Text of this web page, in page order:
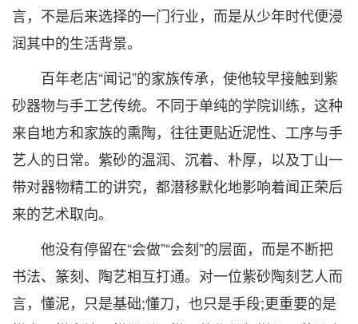
言，不是后来选择的一门行业，而是从少年时代便浸
润其中的生活背景。
百年老店“闻记”的家族传承，使他较早接触到紫
砂器物与手工艺传统。不同于单纯的学院训练，这种
来自地方和家族的熏陶，往往更贴近泥性、工序与手
艺人的日常。紫砂的温润、沉着、朴厚，以及丁山一
带对器物精工的讲究，都潜移默化地影响着闻正荣后
来的艺术取向。
他没有停留在“会做”“会刻”的层面，而是不断把
书法、篆刻、陶艺相互打通。对一位紫砂陶刻艺人而
言，懂泥，只是基础;懂刀，也只是手段;更重要的是